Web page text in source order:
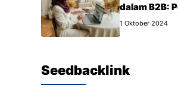
dalam B2B:
Manfaat
1 Oktober 2024
Seedbacklink